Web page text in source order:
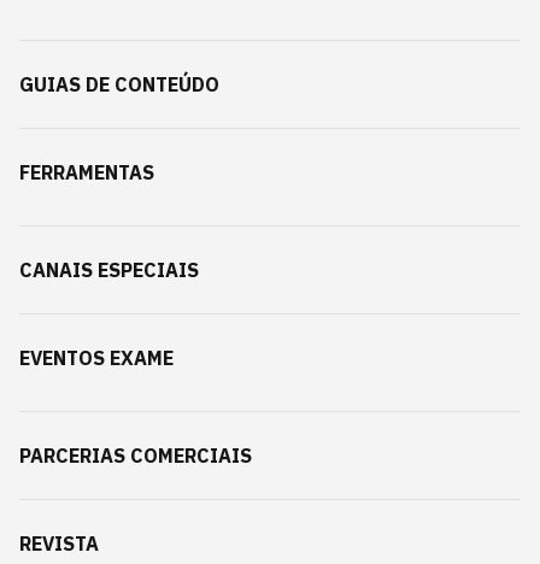
GUIAS DE CONTEÚDO
FERRAMENTAS
CANAIS ESPECIAIS
EVENTOS EXAME
PARCERIAS COMERCIAIS
REVISTA